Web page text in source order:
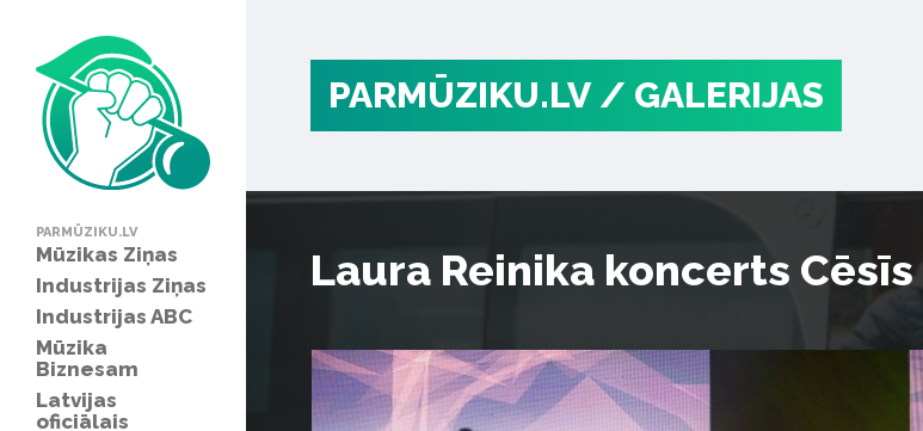
PARMŪZIKU.LV
Mūzikas Ziņas
Industrijas Ziņas
Industrijas ABC
Mūzika
Biznesam
Latvijas
oficiālais
PARMŪZIKU.LV / GALERIJAS
Laura Reinika koncerts Cēsīs